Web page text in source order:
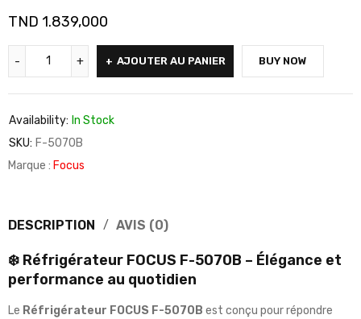
TND 1.839,000
AJOUTER AU PANIER BUY NOW
Availability: In Stock
SKU: F-5070B
Marque : Focus
DESCRIPTION AVIS (0)
❄️ Réfrigérateur FOCUS F-5070B – Élégance et
performance au quotidien
Le Réfrigérateur FOCUS F-5070B est conçu pour répondre